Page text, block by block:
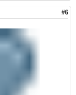
#6